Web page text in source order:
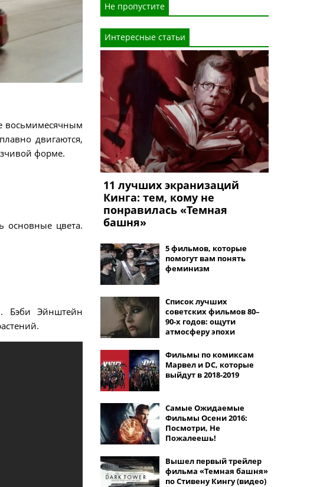
восьмимесячным
двигаются,
форме.
основные цвета.
Бэби Эйнштейн
Не пропустите
Интересные статьи
11 лучших экранизаций
Кинга: тем, кому не
понравилась «Темная
башня»
5 фильмов, которые
помогут вам понять
феминизм
Список лучших
советских фильмов 80–
90-х годов: ощути
атмосферу эпохи
Фильмы по комиксам
Марвел и DC, которые
выйдут в 2018-2019
Самые Ожидаемые
Фильмы Осени 2016:
Посмотри, Не
Пожалеешь!
Вышел первый трейлер
фильма «Темная башня»
по Стивену Кингу (видео)